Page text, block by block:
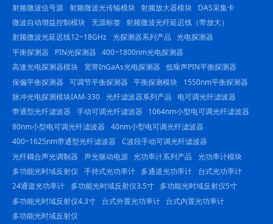
射频微波信号源 射频微波光传输模块 射频放大器模块
DAS采集卡
微波自动增益控制模块 无源标签 射频微波光纤延迟线（带放大）
射频微波光延迟线12~18GHz 光探测器系列产品 光电探测器
平衡探测器
PIN光探测器 400~1800nm光电探测器
高速光电探测器模块
宽带InGaAs光电探测器 低噪声PIN平衡探测器
保偏平衡探测器
可调节平衡探测器 平衡探测模块
1550nm平衡探测器
脉冲光电探测模块IAM-330 光纤滤波器系列产品
电可调光纤滤波器
带通型光纤滤波器
手动可调光纤滤波器
1064nm小型电可调光纤滤波器
80nm小型电可调光纤滤波器
40nm小型电可调光纤滤波器
400~1625nm带通型光纤滤波器
C波段手动可调光纤滤波器
光纤耦合声光调制器
声光驱动电源 光功率计系列产品
光功率计模块
多功能光时域反射仪
手持式光功率计 多通道光功率计
台式光功率计
24通道光功率计
多功能光时域反射仪3.5寸
多功能光时域反射仪5寸
多功能光时域反射仪4.3寸
台式外置光功率计
台式内置光功率计
多功能光时域反射仪